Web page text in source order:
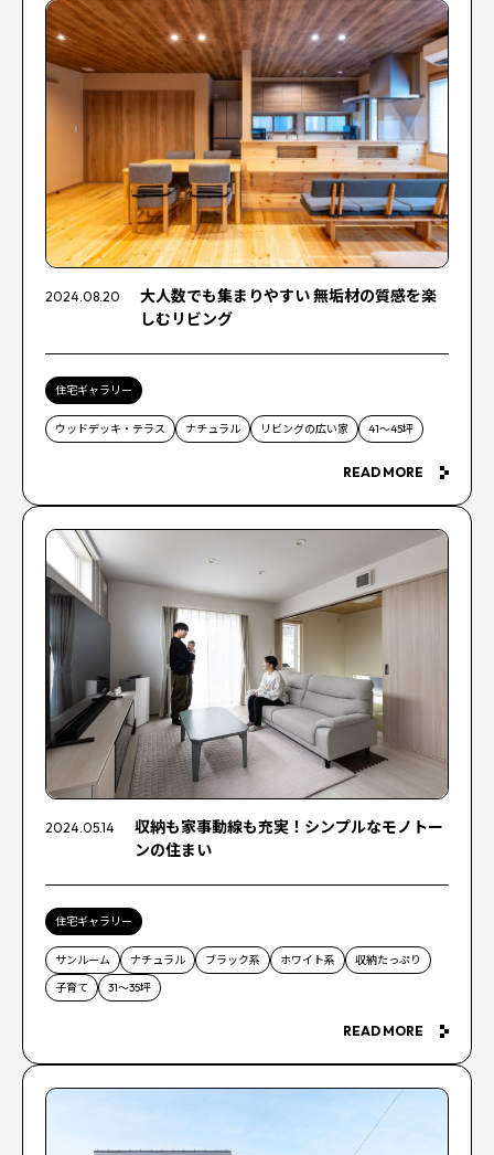
2024.08.20
大人数でも集まりやすい 無垢材の質感を楽
しむリビング
住宅ギャラリー
ウッドデッキ・テラス ナチュラル リビングの広い家 41〜45坪
READ MORE
2024.05.14
収納も家事動線も充実！シンプルなモノトー
ンの住まい
住宅ギャラリー
サンルーム ナチュラル ブラック系 ホワイト系
収納たっぷり
子育て
31～35坪
READ MORE